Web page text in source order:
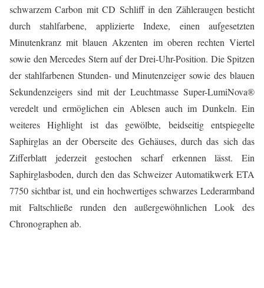
schwarzem Carbon mit CD Schliff in den Zähleraugen besticht
durch stahlfarbene, applizierte Indexe, einen aufgesetzten
Minutenkranz mit blauen Akzenten im oberen rechten Viertel
sowie den Mercedes Stern auf der Drei-Uhr-Position. Die Spitzen
der stahlfarbenen Stunden- und Minutenzeiger sowie des blauen
Sekundenzeigers sind mit der Leuchtmasse Super-LumiNova®
veredelt und ermöglichen ein Ablesen auch im Dunkeln. Ein
weiteres Highlight ist das gewölbte, beidseitig entspiegelte
Saphirglas an der Oberseite des Gehäuses, durch das sich das
Zifferblatt jederzeit gestochen scharf erkennen lässt. Ein
Saphirglasboden, durch den das Schweizer Automatikwerk ETA
7750 sichtbar ist, und ein hochwertiges schwarzes Lederarmband
mit Faltschließe runden den außergewöhnlichen Look des
Chronographen ab.